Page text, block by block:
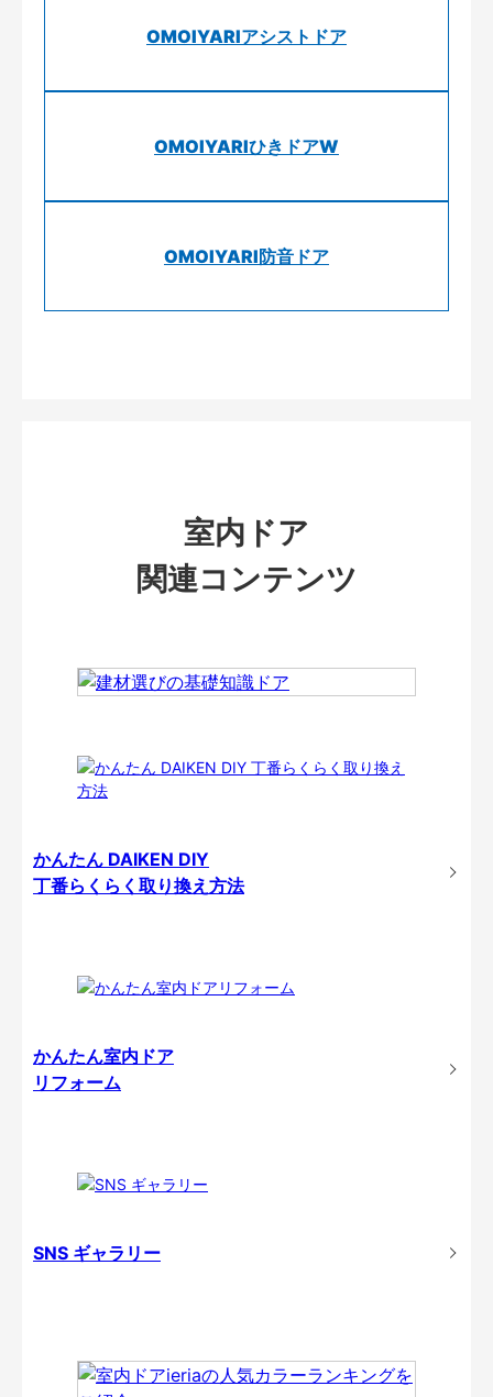
OMOIYARIアシストドア
OMOIYARIひきドアW
OMOIYARI防音ドア
室内ドア
関連コンテンツ
かんたん DAIKEN DIY
丁番らくらく取り換え方法
かんたん室内ドア
リフォーム
SNS ギャラリー